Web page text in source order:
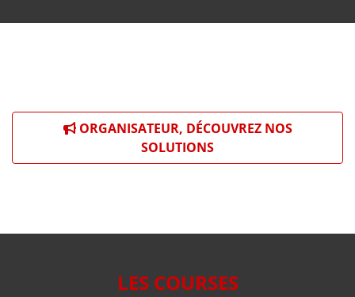
ORGANISATEUR, DÉCOUVREZ NOS
SOLUTIONS
LES COURSES